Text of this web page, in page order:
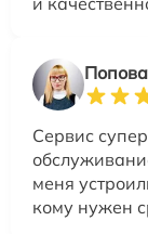
Сервис
меня
кому нужен